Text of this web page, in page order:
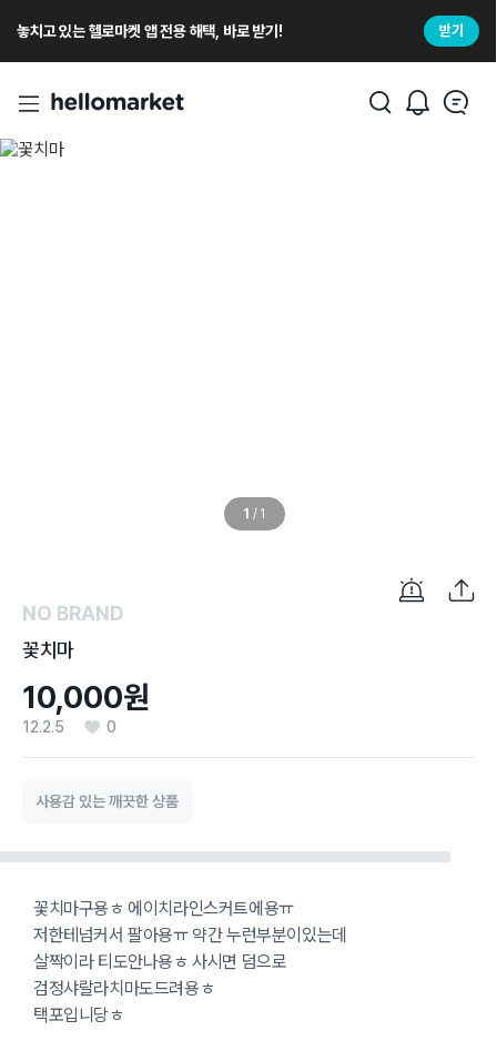
놓치고 있는 헬로마켓 앱 전용 해택, 바로 받기! 받기
1 / 1
NO BRAND
꽃치마
10,000원
12.2.5 0
사용감 있는 깨끗한 상품
꽃치마구용ㅎ 에이치라인스커트에용ㅠ
저한테넘커서 팔아용ㅠ 약간 누런부분이있는데
살짝이라 티도안나용ㅎ 사시면 덤으로
검정샤랄라치마도드려용ㅎ
택포입니당ㅎ